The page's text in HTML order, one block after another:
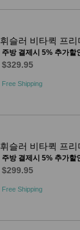
휘슬러 비타퀵 프
주방 결제시 5% 추가할
$329.95
Free Shipping
휘슬러 비타퀵 프
주방 결제시 5% 추가할
$299.95
Free Shipping